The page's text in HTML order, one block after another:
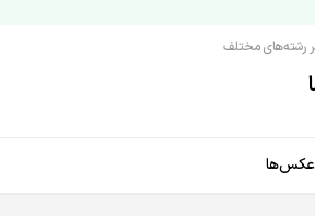
رشته‌های مختلف
عکس‌ها